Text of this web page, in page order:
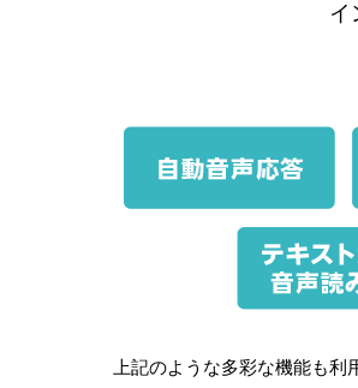
イ
上記のような多彩な機能も